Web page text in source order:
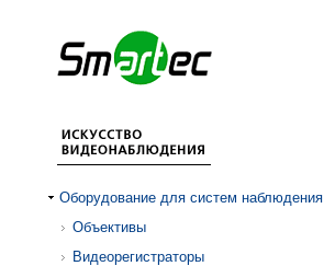
Оборудование для систем наблюдения
Объективы
Видеорегистраторы